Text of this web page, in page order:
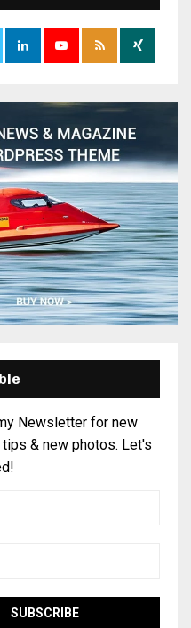
A
R
Newsletter for new
& new photos. Let's